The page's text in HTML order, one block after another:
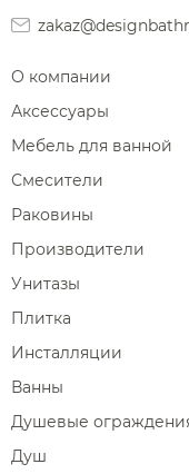
О компании
Аксессуары
Мебель для ванной
Смесители
Раковины
Производители
Унитазы
Плитка
Инсталляции
Ванны
Душевые
Душ